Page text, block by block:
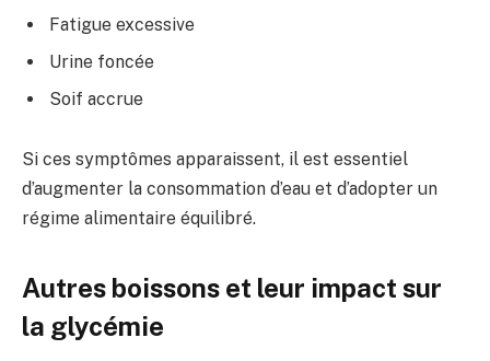
Fatigue excessive
Urine foncée
Soif accrue
Si ces symptômes apparaissent, il est essentiel
d’augmenter la consommation d’eau et d’adopter un
régime alimentaire équilibré.
Autres boissons et leur impact sur
la glycémie